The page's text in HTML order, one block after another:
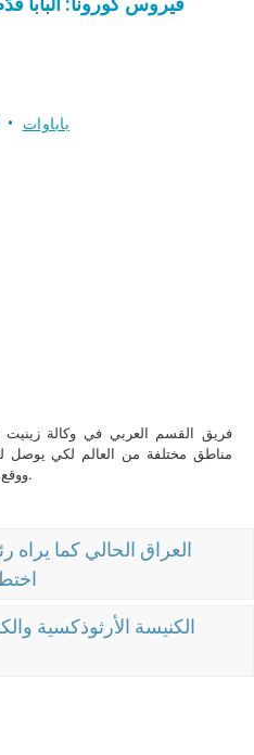
باباوات
فريق القسم العربي في وكالة زينيت
مناطق مختلفة من العالم لكي يوصل
ووقع صدى الإنجيل الحي.
العراق الحالي كما
اختطف سنة
الكنيسة الأرثوذكسية